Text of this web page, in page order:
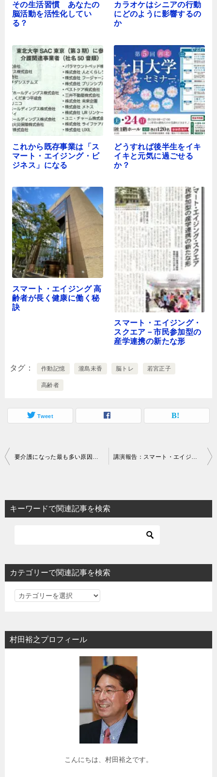
その生活習慣 あなたの
脳活動を活性化してい
る？
カラオケはシニアの行動
にどのように影響するの
か
これから既存事業は「ス
マート・エイジング・ビ
ジネス」になる
どうすれば後半生をイキ
イキと元気に過ごせる
か？
スマート・エイジング 高
齢者が長く健康に働く秘
訣
スマート・エイジング・
スクエア－市民参加型の
産学連携の新たな形
タグ 作動記憶 瀧島未香 脳トレ 若宮正子
高齢者
Tweet
投
ビ
ゲ
ョ
ン
要介護になった最も多い原因：男性は脳卒中、女性は認知症 講演報告：スマート・エイジング 人生100年時代を生き抜く10の秘訣
キーワードで関連記事を検索
カテゴリーで関連記事を検索
カ
リ
ー
村田裕之プロフィール
こんにちは、村田裕之です。